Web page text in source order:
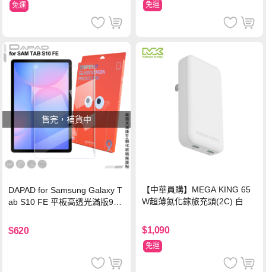
免運 免運
售完，補貨中
DAPAD for Samsung Galaxy T
ab S10 FE 平板高透光滿版9H
$620
【中華員購】MEGA KING 65
W超薄氮化鎵旅充頭(2C) 白
$1,090
免運